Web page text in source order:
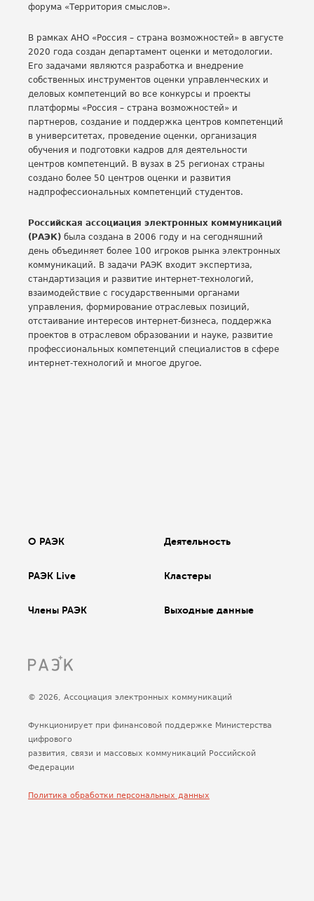
форума «Территория смыслов».
В рамках АНО «Россия – страна возможностей» в августе
2020 года создан департамент оценки и методологии.
Его задачами являются разработка и внедрение
собственных инструментов оценки управленческих и
деловых компетенций во все конкурсы и проекты
платформы «Россия – страна возможностей» и
партнеров, создание и поддержка центров компетенций
в университетах, проведение оценки, организация
обучения и подготовки кадров для деятельности
центров компетенций. В вузах в 25 регионах страны
создано более 50 центров оценки и развития
надпрофессиональных компетенций студентов.
Российская ассоциация электронных коммуникаций
(РАЭК) была создана в 2006 году и на сегодняшний
день объединяет более 100 игроков рынка электронных
коммуникаций. В задачи РАЭК входит экспертиза,
стандартизация и развитие интернет-технологий,
взаимодействие с государственными органами
управления, формирование отраслевых позиций,
отстаивание интересов интернет-бизнеса, поддержка
проектов в отраслевом образовании и науке, развитие
профессиональных компетенций специалистов в сфере
интернет-технологий и многое другое.
О РАЭК Деятельность
РАЭК Live Кластеры
Члены РАЭК Выходные данные
© 2026, Ассоциация электронных коммуникаций
Функционирует при финансовой поддержке Министерства
цифрового
развития, связи и массовых коммуникаций Российской
Федерации
Политика обработки персональных данных